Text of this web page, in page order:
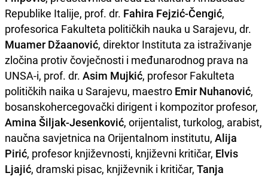
Republike Italije, prof. dr. Fahira Fejzić-Čengić,
profesorica Fakulteta političkih nauka u Sarajevu, dr.
Muamer Džaanović, direktor Instituta za istraživanje
zločina protiv čovječnosti i međunarodnog prava na
UNSA-i, prof. dr. Asim Mujkić, profesor Fakulteta
političkih naika u Sarajevu, maestro Emir Nuhanović,
bosanskohercegovački dirigent i kompozitor profesor,
Amina Šiljak-Jesenković, orijentalist, turkolog, arabist,
naučna savjetnica na Orijentalnom institutu, Alija
Pirić, profesor književnosti, književni kritičar, Elvis
Ljajić, dramski pisac, književnik i kritičar, Tanja